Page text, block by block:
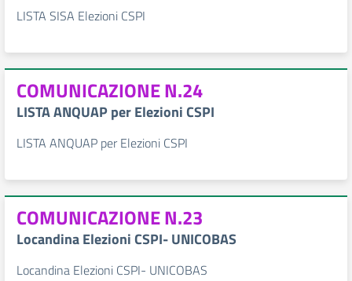
LISTA SISA Elezioni CSPI
COMUNICAZIONE N.24
LISTA ANQUAP per Elezioni CSPI
LISTA ANQUAP per Elezioni CSPI
COMUNICAZIONE N.23
Locandina Elezioni CSPI- UNICOBAS
Locandina Elezioni CSPI- UNICOBAS